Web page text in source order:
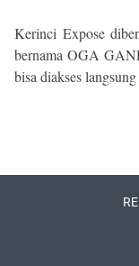
Kerinci Expose
bernama OGA
bisa diakses